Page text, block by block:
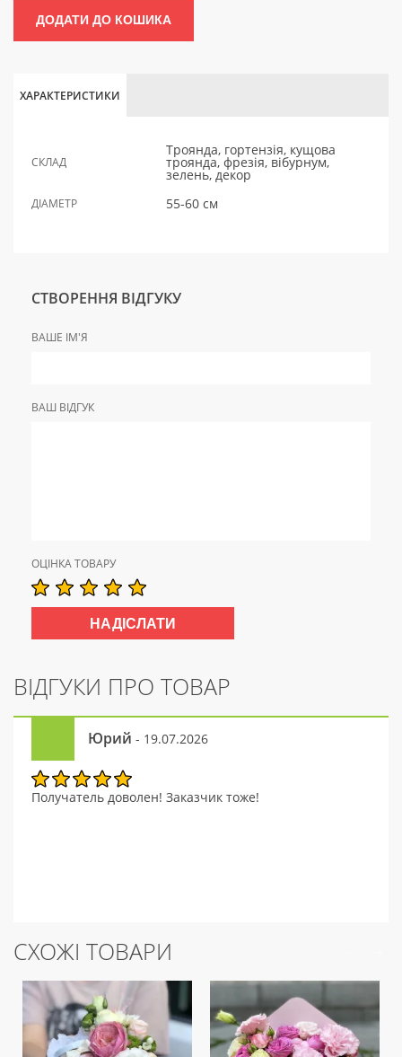
ДОДАТИ ДО КОШИКА
ХАРАКТЕРИСТИКИ
СКЛАД
Троянда, гортензія, кущова
троянда, фрезія, вібурнум,
зелень, декор
ДІАМЕТР 55-60 см
СТВОРЕННЯ ВІДГУКУ
ВАШЕ ІМ'Я
ВАШ ВІДГУК
ОЦІНКА ТОВАРУ
ВІДГУКИ ПРО ТОВАР
Юрий - 19.07.2026
Получатель доволен! Заказчик тоже!
СХОЖІ ТОВАРИ